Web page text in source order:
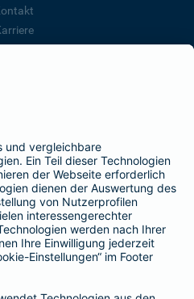
BarmeniaGothaer
SEITEN